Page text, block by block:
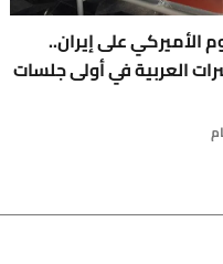
الأميركي على إيران..
العربية في أولى جلسات